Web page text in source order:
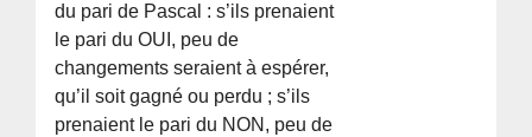
du pari de Pascal : s’ils prenaient
le pari du OUI, peu de
changements seraient à espérer,
qu’il soit gagné ou perdu ; s’ils
prenaient le pari du NON, peu de